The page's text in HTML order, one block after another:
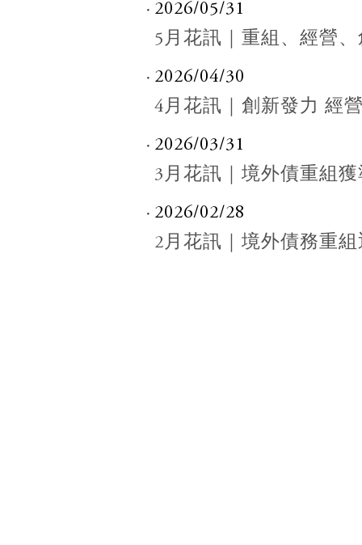
2026/05/31
5月花訊｜重組、經營
2026/04/30
4月花訊｜創新發力 經
2026/03/31
3月花訊｜境外債重組
2026/02/28
2月花訊｜境外債務重組